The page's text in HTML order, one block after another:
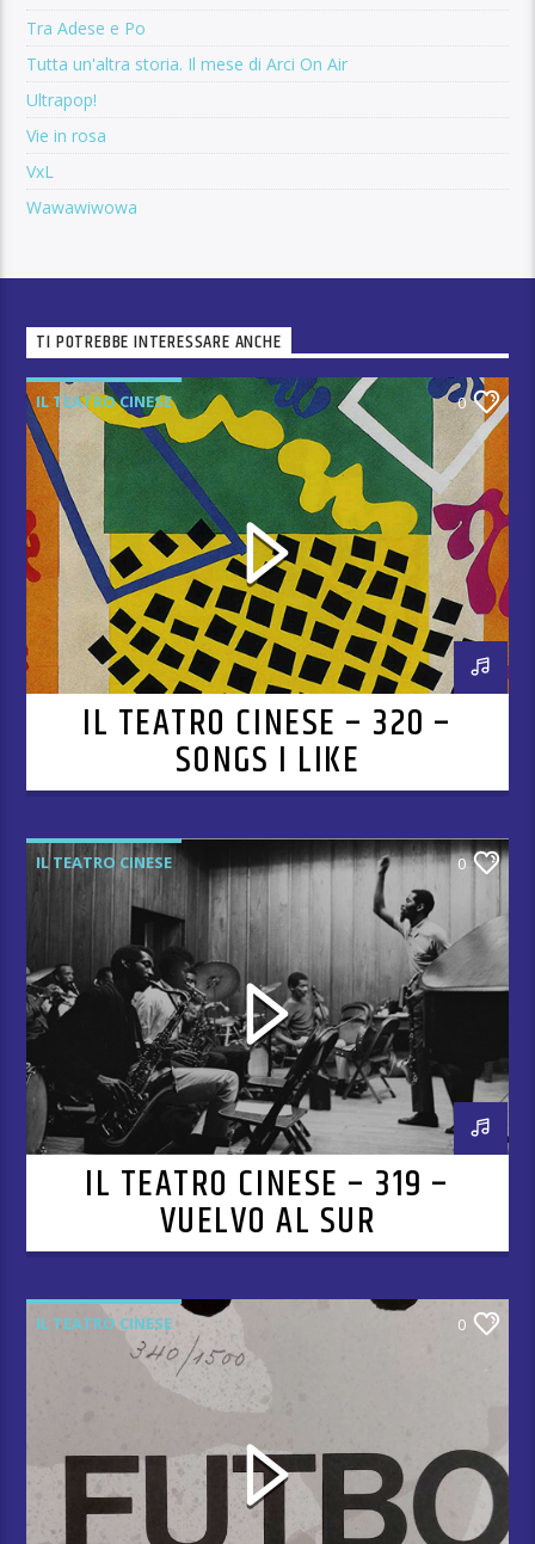
Tra Adese e Po
Tutta un'altra storia. Il mese di Arci On Air
Ultrapop!
Vie in rosa
VxL
Wawawiwowa
TI POTREBBE INTERESSARE ANCHE
IL TEATRO CINESE 0
IL TEATRO CINESE – 320 –
SONGS I LIKE
IL TEATRO CINESE 0
IL TEATRO CINESE – 319 –
VUELVO AL SUR
IL TEATRO CINESE 0